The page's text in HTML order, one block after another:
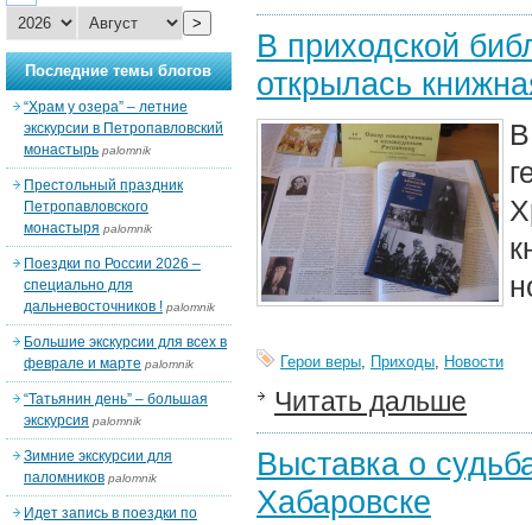
В приходской
открылась
Герои веры, Приходы, Новости
Читать дальше
Выставка о
Хабаровске
>
Последние темы блогов
“Храм у озера” – летние
экскурсии в Петропавловский
монастырь palomnik
Престольный праздник
Петропавловского
монастыря palomnik
Поездки по России 2026 –
специально для
дальневосточников ! palomnik
Большие экскурсии для всех в
феврале и марте palomnik
“Татьянин день” – большая
экскурсия palomnik
Зимние экскурсии для
паломников palomnik
Идет запись в поездки по